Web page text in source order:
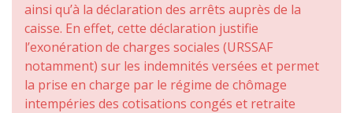
ainsi qu’à la déclaration des arrêts auprès de la
caisse. En effet, cette déclaration justifie
l’exonération de charges sociales (URSSAF
notamment) sur les indemnités versées et permet
la prise en charge par le régime de chômage
intempéries des cotisations congés et retraite